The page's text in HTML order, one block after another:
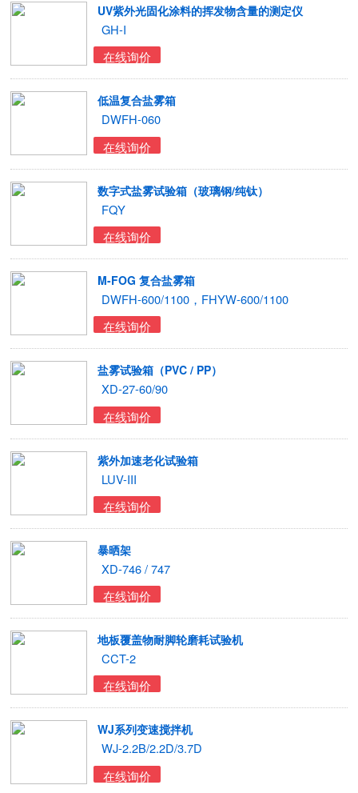
UV紫外光固化涂料的挥发物含量的测定仪
GH-I
在线询价
低温复合盐雾箱
DWFH-060
在线询价
数字式盐雾试验箱（玻璃钢/纯钛）
FQY
在线询价
M-FOG 复合盐雾箱
DWFH-600/1100，FHYW-600/1100
在线询价
盐雾试验箱（PVC / PP）
XD-27-60/90
在线询价
紫外加速老化试验箱
LUV-III
在线询价
暴晒架
XD-746 / 747
在线询价
地板覆盖物耐脚轮磨耗试验机
CCT-2
在线询价
WJ系列变速搅拌机
WJ-2.2B/2.2D/3.7D
在线询价